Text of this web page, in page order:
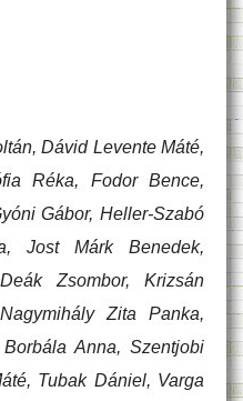
Dávid Levente Máté,
Réka, Fodor Bence,
Gábor, Heller-Szabó
Jost Márk Benedek,
Zsombor, Krizsán
Zita Panka,
Anna, Szentjobi
Tubak Dániel, Varga